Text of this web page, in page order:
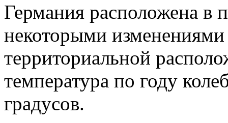
Германия расположена в
некоторыми изменениями
территориальной
температура по году
градусов.